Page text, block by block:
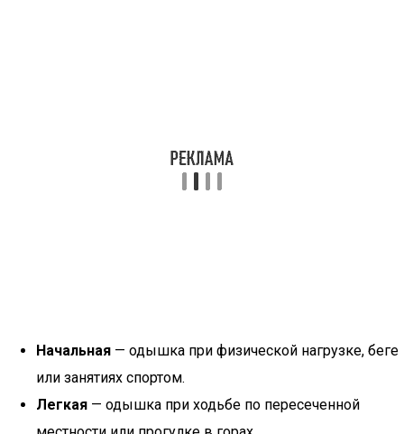
Начальная — одышка при физической нагрузке, беге
или занятиях спортом.
Легкая — одышка при ходьбе по пересеченной